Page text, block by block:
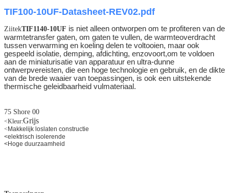
TIF100-10UF-Datasheet-REV02.pdf
ZiitekTIF1140-10UF is niet alleen ontworpen om te profiteren van de
warmtetransfer gaten, om gaten te vullen, de warmteoverdracht
tussen verwarming en koeling delen te voltooien, maar ook
gespeeld isolatie, demping, afdichting, enzovoort,om te voldoen
aan de miniaturisatie van apparatuur en ultra-dunne
ontwerpvereisten, die een hoge technologie en gebruik, en de dikte
van de brede waaier van toepassingen, is ook een uitstekende
thermische geleidbaarheid vulmateriaal.
75 Shore 00
<Kleur:Grijs
<Makkelijk loslaten constructie
<elektrisch isolerende
<Hoge duurzaamheid